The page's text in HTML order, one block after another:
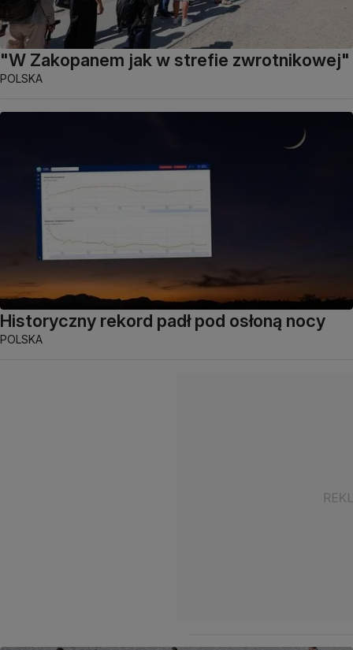
"W Zakopanem jak w strefie zwrotnikowej"
POLSKA
Historyczny rekord padł pod osłoną nocy
POLSKA